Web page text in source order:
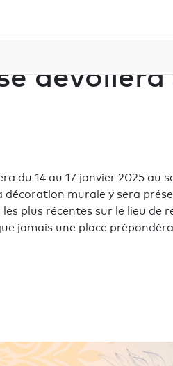
du 14 au 17 janvier 2025
murale y sera
plus récentes sur le lieu
jamais une place